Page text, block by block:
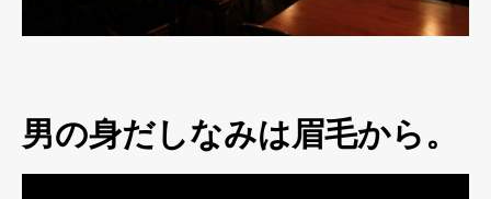
男の身だしなみは眉毛から。